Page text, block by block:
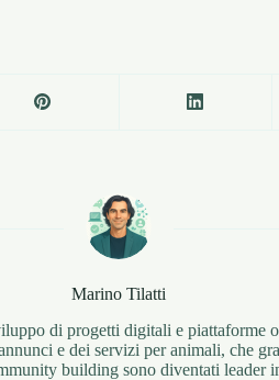
Marino Tilatti
di progetti digitali e piattaforme
e dei servizi per animali, che
building sono diventati leader